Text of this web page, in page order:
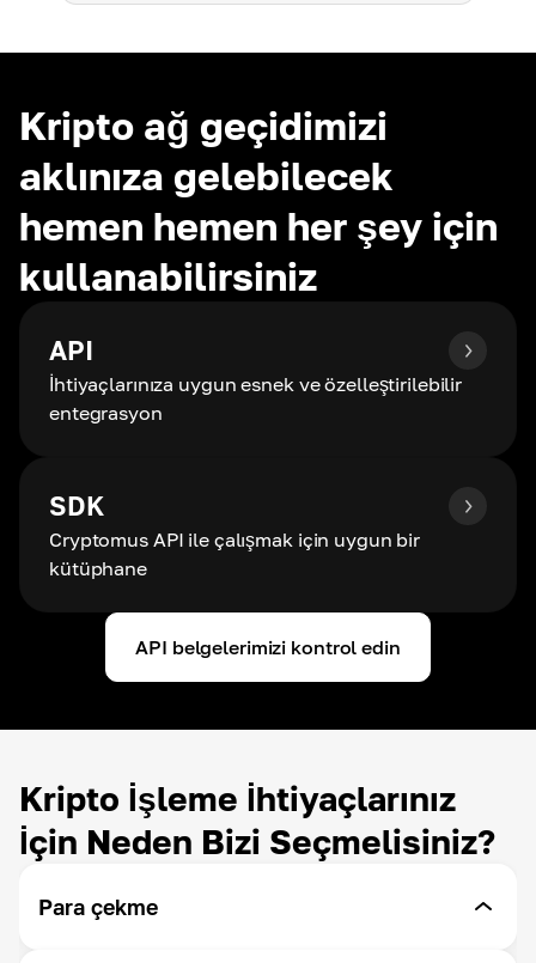
Kripto ağ geçidimizi
aklınıza gelebilecek
hemen hemen her şey için
kullanabilirsiniz
API
İhtiyaçlarınıza uygun esnek ve özelleştirilebilir
entegrasyon
SDK
Cryptomus API ile çalışmak için uygun bir
kütüphane
API belgelerimizi kontrol edin
Kripto İşleme İhtiyaçlarınız
İçin Neden Bizi Seçmelisiniz?
Para çekme